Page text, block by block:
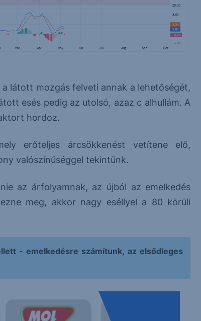
látott mozgás felveti annak a lehetőségét,
esés pedig az utolsó, azaz c alhullám. A
hordoz.
erőteljes árcsökkenést vetítene elő,
valószínűséggel tekintünk.
az árfolyamnak, az újból az emelkedés
meg, akkor nagy eséllyel a 80 körüli
- emelkedésre számítunk, az elsődleges